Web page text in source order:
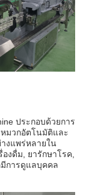
ประกอบด้วยการ
มวกอัตโนมัติและ
งแพร่หลายใน
องดื่ม, ยารักษาโรค,
การดูแลบุคคล